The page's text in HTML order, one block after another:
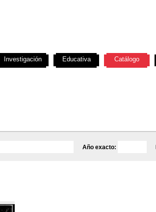
Año exacto:
Investigación Educativa Catálogo